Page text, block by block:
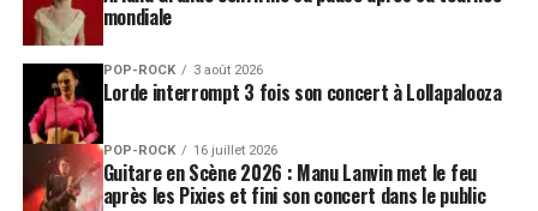
mondiale
POP-ROCK 3 août 2026
Lorde interrompt 3 fois son concert à Lollapalooza
POP-ROCK 16 juillet 2026
Guitare en Scène 2026 : Manu Lanvin met le feu
après les Pixies et fini son concert dans le public